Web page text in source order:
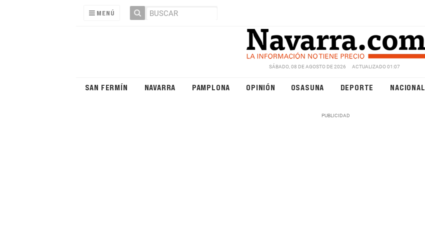
MENÚ
SÁBADO, 08 DE AGOSTO DE 2026 ACTUALIZADO 01:07
SAN FERMÍN NAVARRA PAMPLONA OPINIÓN OSASUNA DEPORTE NACIONAL